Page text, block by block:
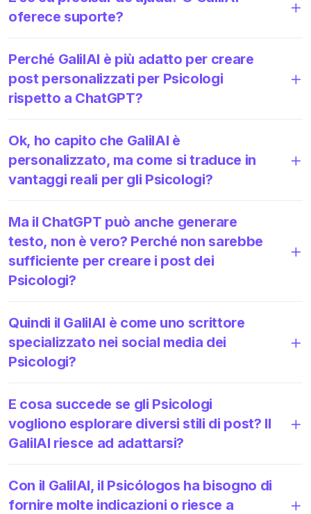
oferece suporte?
Perché GalilAI è più adatto per creare
post personalizzati per Psicologi
rispetto a ChatGPT?
Ok, ho capito che GalilAI è
personalizzato, ma come si traduce in
vantaggi reali per gli Psicologi?
Ma il ChatGPT può anche generare
testo, non è vero? Perché non sarebbe
sufficiente per creare i post dei
Psicologi?
Quindi il GalilAI è come uno scrittore
specializzato nei social media dei
Psicologi?
E cosa succede se gli Psicologi
vogliono esplorare diversi stili di post? Il
GalilAI riesce ad adattarsi?
Con il GalilAI, il Psicólogos ha bisogno di
fornire molte indicazioni o riesce a